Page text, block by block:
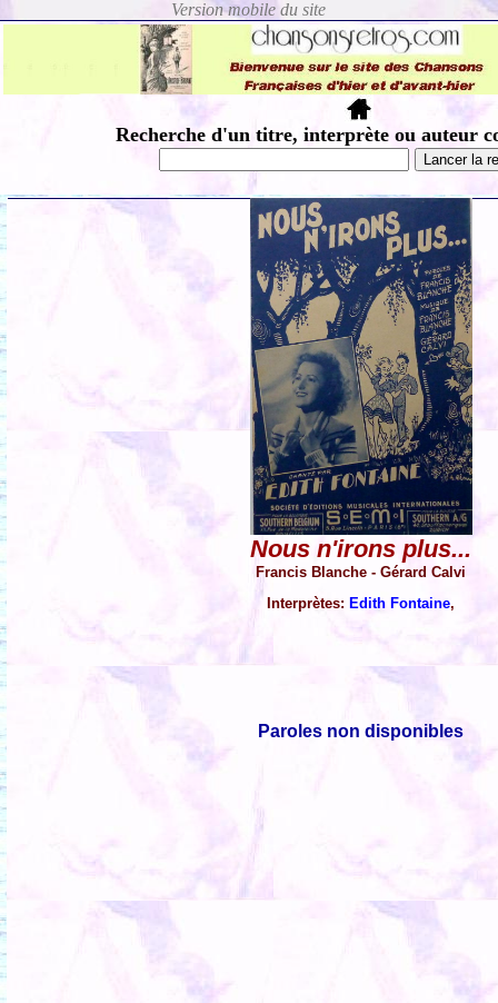
Recherche d'un titre, interprète ou auteur
Nous n'irons plus...
Francis Blanche - Gérard Calvi
Interprètes:Edith Fontaine,
Paroles non disponibles